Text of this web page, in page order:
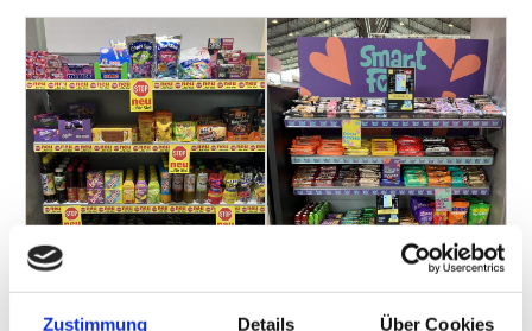
Zustimmung Details Über Cookies